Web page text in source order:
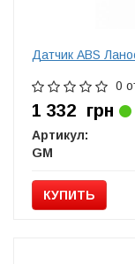
Датчик ABS
0
1 332 грн
Артикул:
GM
КУПИТЬ